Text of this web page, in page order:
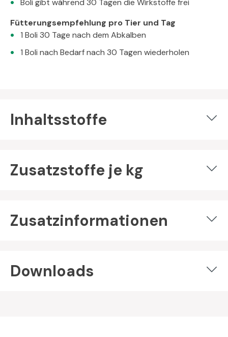
Boli gibt während 30 Tagen die Wirkstoffe frei
Fütterungsempfehlung pro Tier und Tag
1 Boli 30 Tage nach dem Abkalben
1 Boli nach Bedarf nach 30 Tagen wiederholen
Inhaltsstoffe
Zusatzstoffe je kg
Zusatzinformationen
Downloads